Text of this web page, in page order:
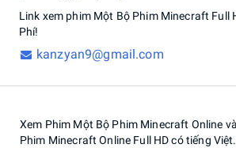
Link xem phim Một Bộ Phim Minecraft Full
Phí!
kanzyan9@gmail.com
Xem Phim Một Bộ Phim Minecraft Online
Phim Minecraft Online Full HD có tiếng